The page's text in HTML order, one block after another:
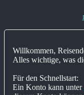
Willkommen,
Alles wichtige, was
Für den Schnellstart:
Ein Konto kann unter